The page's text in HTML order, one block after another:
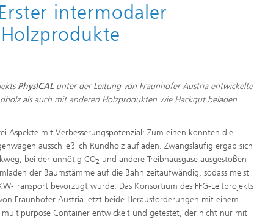
intermodaler
PhysICALunter der Leitung von Fraunhofer Austria entwickelte
als auch mit anderen Holzprodukten wie Hackgut beladen
Aspekte mit Verbesserungspotenzial: Zum einen konnten die
ausschließlich Rundholz aufladen. Zwangsläufig ergab sich
bei der unnötig CO2 und andere Treibhausgase ausgestoßen
der Baumstämme auf die Bahn zeitaufwändig, sodass meist
Transport bevorzugt wurde. Das Konsortium des FFG-Leitprojekts
Fraunhofer Austria jetzt beide Herausforderungen mit einem
multipurpose Container entwickelt und getestet, der nicht nur mit